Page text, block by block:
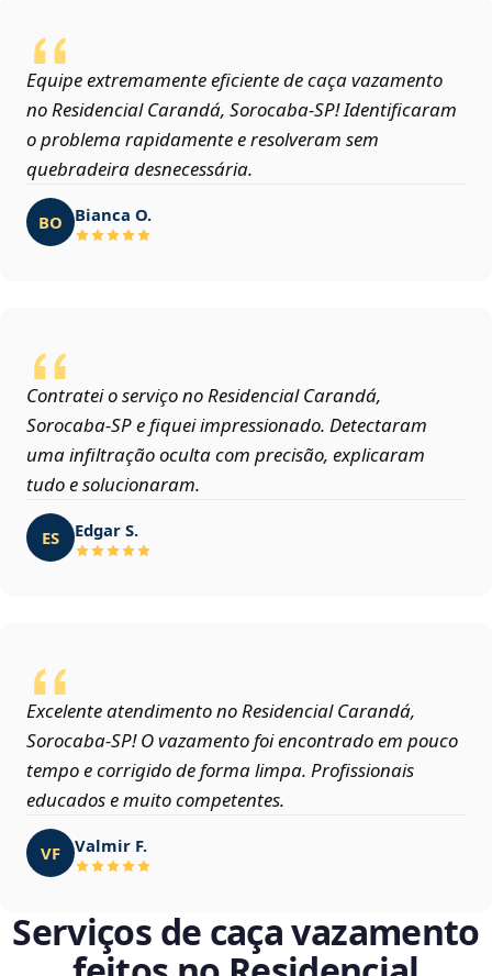
Equipe extremamente eficiente de caça vazamento
no Residencial Carandá, Sorocaba‑SP! Identificaram
o problema rapidamente e resolveram sem
quebradeira desnecessária.
BO Bianca O.
Contratei o serviço no Residencial Carandá,
Sorocaba‑SP e fiquei impressionado. Detectaram
uma infiltração oculta com precisão, explicaram
tudo e solucionaram.
ES Edgar S.
Excelente atendimento no Residencial Carandá,
Sorocaba‑SP! O vazamento foi encontrado em pouco
tempo e corrigido de forma limpa. Profissionais
educados e muito competentes.
VF Valmir F.
Serviços de caça vazamento